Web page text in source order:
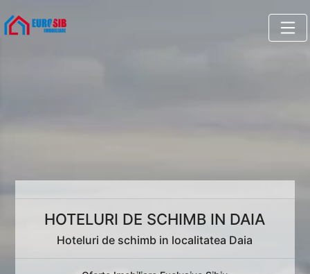
HOTELURI DE SCHIMB IN DAIA
Hoteluri de schimb in localitatea Daia